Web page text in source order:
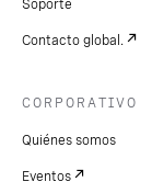
Soporte
Contacto global.
CORPORATIVO
Quiénes somos
Eventos